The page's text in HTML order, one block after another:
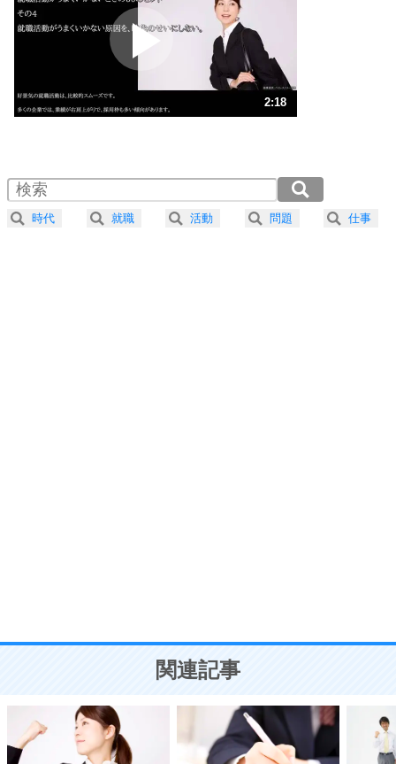
ポジティブになれない原因は、行動しないから。
ポジティブ思考になる30の方法
人生、なんとかなるもの。
気楽に生きる30の方法
4 器の大きい人は、怒りを優しさで表現する。
プラス思考
ことが大切。
2:18
2.0倍速 （271KB 1分9秒）
2.5倍速 （217KB 55秒）
3.0倍速 （181KB 46秒）
時代 就職 活動 問題 仕事
関連記事